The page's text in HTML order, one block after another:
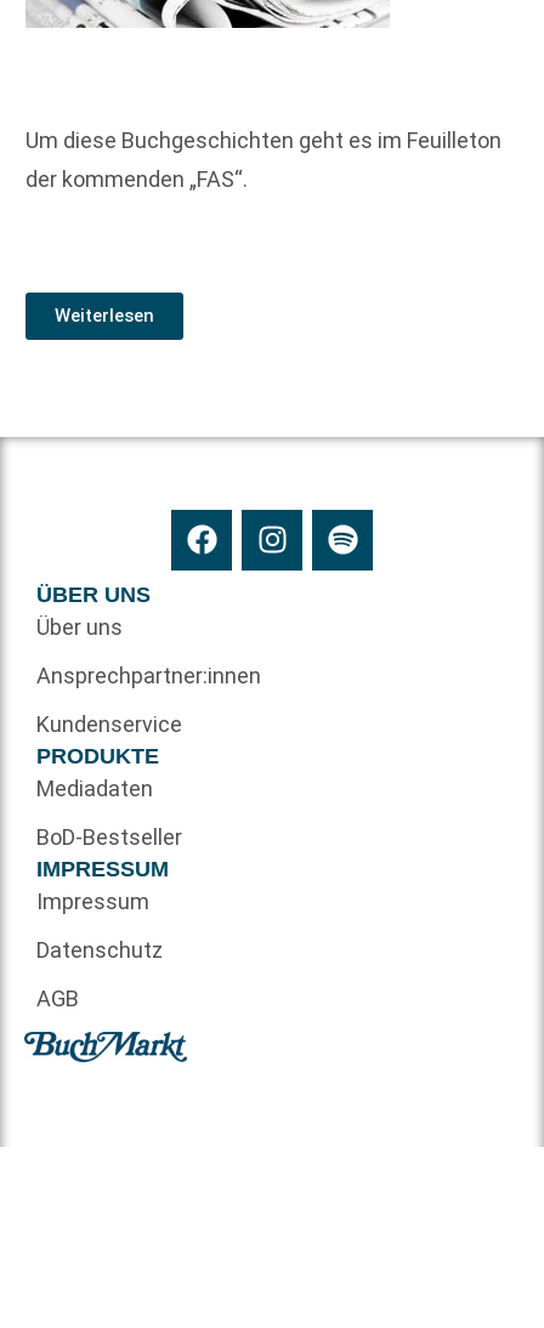
Um diese Buchgeschichten geht es im Feuilleton
der kommenden „FAS“.
Weiterlesen
ÜBER UNS
Über uns
Ansprechpartner:innen
Kundenservice
PRODUKTE
Mediadaten
BoD-Bestseller
IMPRESSUM
Impressum
Datenschutz
AGB